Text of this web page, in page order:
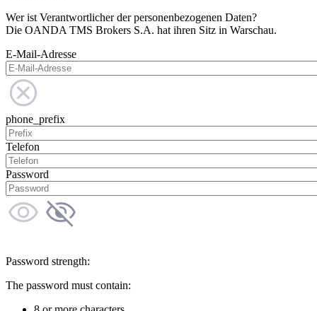
Wer ist Verantwortlicher der personenbezogenen Daten?
Die OANDA TMS Brokers S.A. hat ihren Sitz in Warschau.
E-Mail-Adresse
phone_prefix
Telefon
Password
Password strength:
The password must contain: